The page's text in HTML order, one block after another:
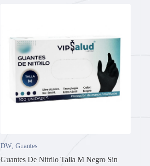
DW Guantes
Guantes De Nitrilo Talla M Negro Sin